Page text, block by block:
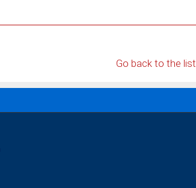
Go back to the list